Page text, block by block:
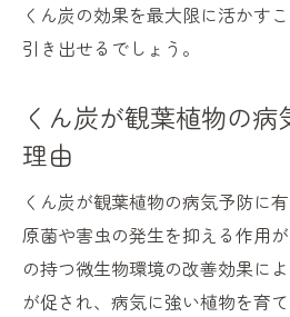
くん炭の効果を最大限に活かす
引き出せるでしょう。
くん炭が観葉植物の病
理由
くん炭が観葉植物の病気予防に
原菌や害虫の発生を抑える作用
の持つ微生物環境の改善効果に
が促され、病気に強い植物を育